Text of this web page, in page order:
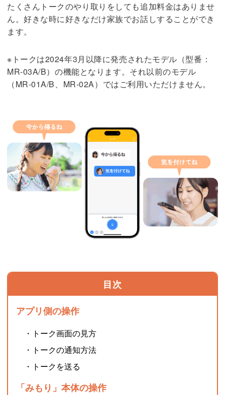
たくさんトークのやり取りをしても追加料金はありませ
ん。好きな時に好きなだけ家族でお話しすることができ
ます。
※トークは2024年3月以降に発売されたモデル（型番：
MR-03A/B）の機能となります。それ以前のモデル
（MR-01A/B、MR-02A）ではご利用いただけません。
目次
アプリ側の操作
・トーク画面の見方
・トークの通知方法
・トークを送る
「みもり」本体の操作